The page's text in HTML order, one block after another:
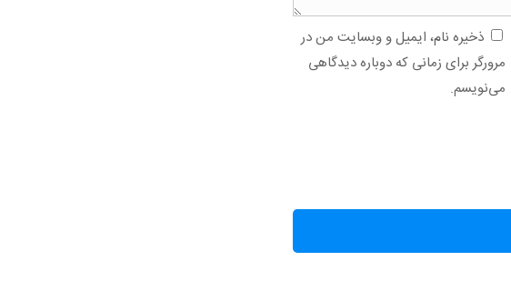
ذخیره نام، ایمیل و وبسایت من در
مرورگر برای زمانی که دوباره دیدگاهی
می‌نویسم.